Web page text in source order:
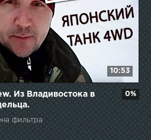
10:53
Из Владивостока в
фильтра
0%